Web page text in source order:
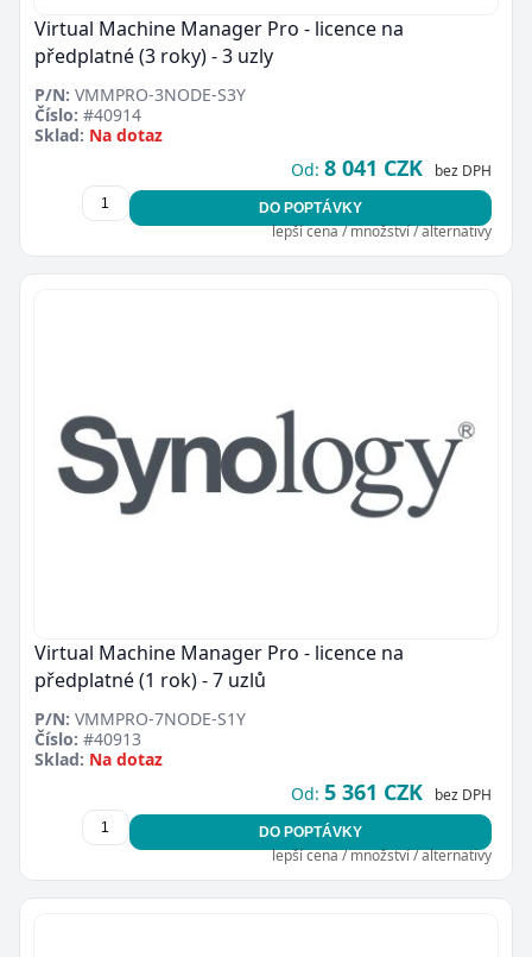
Virtual Machine Manager Pro - licence na
předplatné (3 roky) - 3 uzly
P/N: VMMPRO-3NODE-S3Y
Číslo: #40914
Sklad: Na dotaz
Od: 8 041 CZK bez DPH
DO POPTÁVKY
lepší cena / množství / alternativy
Virtual Machine Manager Pro - licence na
předplatné (1 rok) - 7 uzlů
P/N: VMMPRO-7NODE-S1Y
Číslo: #40913
Sklad: Na dotaz
Od: 5 361 CZK bez DPH
DO POPTÁVKY
lepší cena / množství / alternativy